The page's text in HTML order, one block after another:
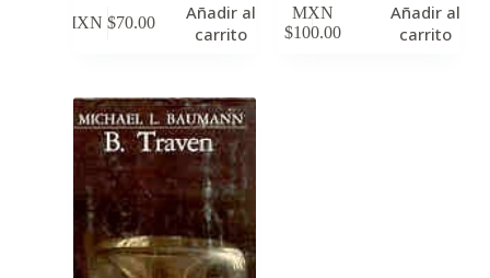
MXN $70.00
Añadir al
carrito
MXN
$100.00
Añadir al
carrito